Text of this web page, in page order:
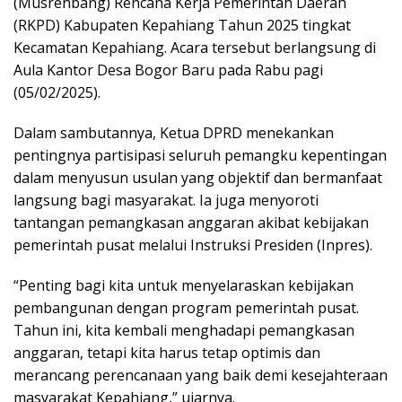
(RKPD) Kabupaten Kepahiang Tahun 2025 tingkat
Kecamatan Kepahiang. Acara tersebut berlangsung di
Aula Kantor Desa Bogor Baru pada Rabu pagi
(05/02/2025).
Dalam sambutannya, Ketua DPRD menekankan
pentingnya partisipasi seluruh pemangku kepentingan
dalam menyusun usulan yang objektif dan bermanfaat
langsung bagi masyarakat. Ia juga menyoroti
tantangan pemangkasan anggaran akibat kebijakan
pemerintah pusat melalui Instruksi Presiden (Inpres).
“Penting bagi kita untuk menyelaraskan kebijakan
pembangunan dengan program pemerintah pusat.
Tahun ini, kita kembali menghadapi pemangkasan
anggaran, tetapi kita harus tetap optimis dan
merancang perencanaan yang baik demi kesejahteraan
masyarakat Kepahiang,” ujarnya.